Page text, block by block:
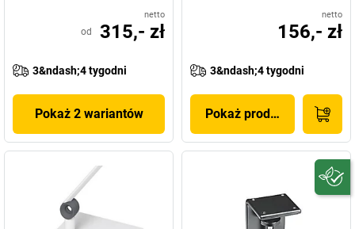
netto
od 315,- zł
3&ndash;4 tygodni
Pokaż 2 wariantów
netto
156,- zł
3&ndash;4 tygodni
Pokaż produkt